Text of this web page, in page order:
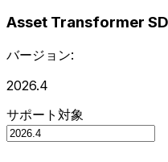
Asset Transformer
バージョン:
2026.4
サポート対象